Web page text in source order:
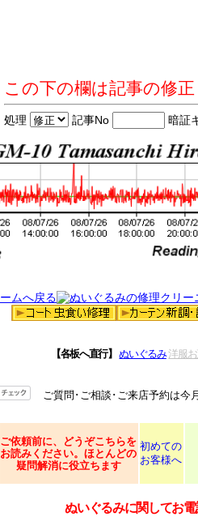
この下の欄は記事の修
処理 記事No 暗証
【各板へ直行】 ぬいぐるみ 洋服
ご質問･ご相談･ご来店予約は今
ご依頼前に、どうぞこちらを
お読みください。ほとんどの
疑問解消に役立ちます
初めての
お客様へ
ぬいぐるみに関してお